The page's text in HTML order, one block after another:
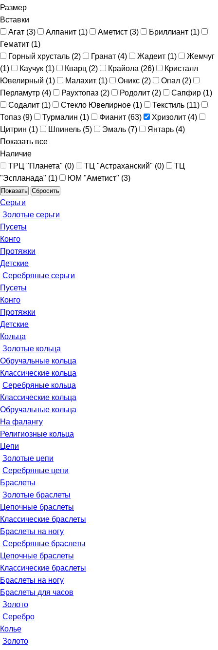
Размер
Вставки
Агат (3) Алпанит (1) Аметист (3) Бриллиант (1)
Гематит (1)
Горный хрусталь (2) Гранат (4) Жадеит (1)
Жемчуг
(1) Каучук (1) Кварц (2) Крайола (26)
Кристалл
Ювелирный (1) Малахит (1) Оникс (2) Опал (2)
Перламутр (4) Раухтопаз (2) Родолит (2) Сапфир (1)
Содалит (1) Стекло Ювелирное (1) Текстиль (11)
Топаз (9) Турмалин (1) Фианит (63) Хризолит (4)
Цитрин (1) Шпинель (5) Эмаль (7) Янтaрь (4)
Показать все
Наличие
ТРЦ "Планета" (0) ТЦ "Астраханский" (0)
ТЦ
"Эспланада" (1) ЮМ "Аметист" (3)
Сбросить
Серьги
Золотые серьги
Пусеты
Конго
Протяжки
Детские
Серебряные серьги
Пусеты
Конго
Протяжки
Детские
Кольца
Золотые кольца
Обручальные кольца
Классические кольца
Серебряные кольца
Классические кольца
Обручальные кольца
На фалангу
Религиозные кольца
Цепи
Золотые цепи
Серебряные цепи
Браслеты
Золотые браслеты
Цепочные браслеты
Классические браслеты
Браслеты на ногу
Серебряные браслеты
Цепочные браслеты
Классические браслеты
Браслеты на ногу
Браслеты для часов
Золото
Серебро
Колье
Золото